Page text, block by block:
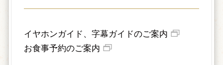
イヤホンガイド、字幕ガイドのご案内
お食事予約のご案内